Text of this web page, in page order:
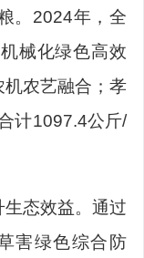
。2024年，全
械化绿色高效
农艺融合；孝
计1097.4公斤/
生态效益。通过
害绿色综合防